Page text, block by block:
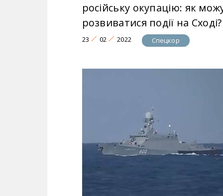
російську окупацію: як
розвиватися події на Сході?
23 02 2022 Спецкор